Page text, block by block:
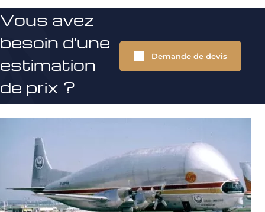
Vous avez
besoin d'une
estimation
de prix ?
Demande de devis